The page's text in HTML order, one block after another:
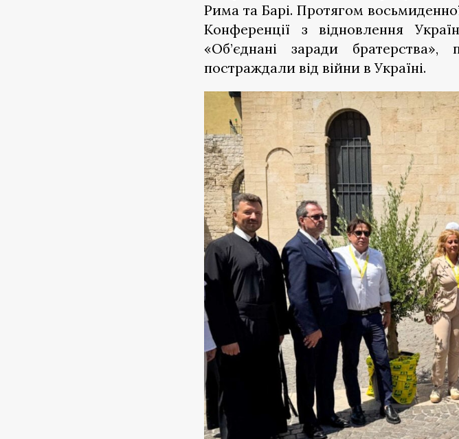
Рима та Барі. Протягом
Конференції з відновлення
«Об’єднані заради братерства»,
постраждали від війни в Україні.